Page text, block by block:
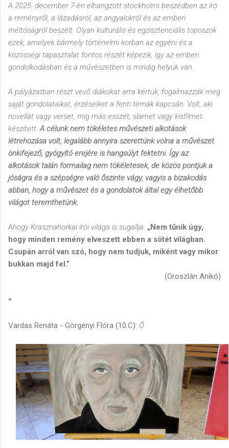
A 2025. december 7-én elhangzott stockholmi beszédben az író
a reményről, a lázadásról, az angyalokról és az emberi
méltóságról beszélt. Olyan kulturális és egzisztenciális toposzok
ezek, amelyek bármely történelmi korban az egyéni és a
közösségi tapasztalat fontos részét képezik, így az emberi
gondolkodásban és a művészetben is mindig helyük van.
A pályázatban részt vevő diákokat arra kértük, fogalmazzák meg
saját gondolataikat, érzéseiket a fenti témák kapcsán. Volt, aki
novellát vagy verset, míg más esszét, slamet vagy kisfilmet
készített. A célunk nem tökéletes művészeti alkotások
létrehozása volt, legalább annyira szerettünk volna a művészet
önkifejező, gyógyító erejére is hangsúlyt fektetni. Így az
alkotások talán formailag nem tökéletesek, de közös pontjuk a
jóságra és a szépségre való őszinte vágy, vagyis a bizakodás
abban, hogy a művészet és a gondolatok által egy élhetőbb
világot teremthetünk.
Ahogy Krasznahorkai írói világa is sugallja: „Nem tűnik úgy,
hogy minden remény elveszett ebben a sötét világban.
Csupán arról van szó, hogy nem tudjuk, miként vagy mikor
bukkan majd fel.”
(Oroszlán Anikó)
*
Vardas Renáta - Görgényi Flóra (10.C): Ő